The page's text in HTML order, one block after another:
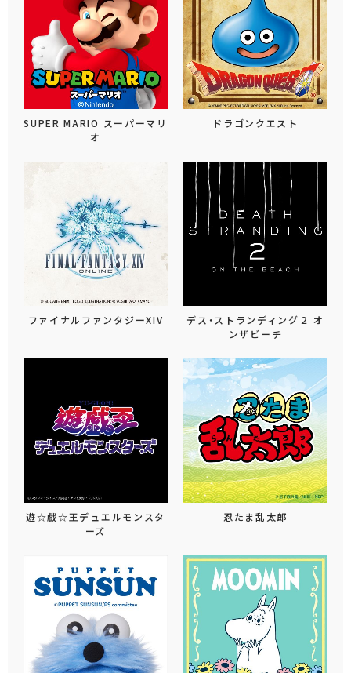
SUPER MARIO スーパーマリ
オ
ドラゴンクエスト
ファイナルファンタジーXIV
デス・ストランディング２ オ
ンザビーチ
遊☆戯☆王デュエルモンスタ
ーズ
忍たま乱太郎